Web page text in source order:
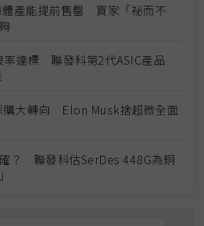
產能提前售罄 買家「祕而不
率達標 聯發科第2代ASIC產品
購大轉向 Elon Musk捨超微全面
？ 聯發科估SerDes 448G為銅